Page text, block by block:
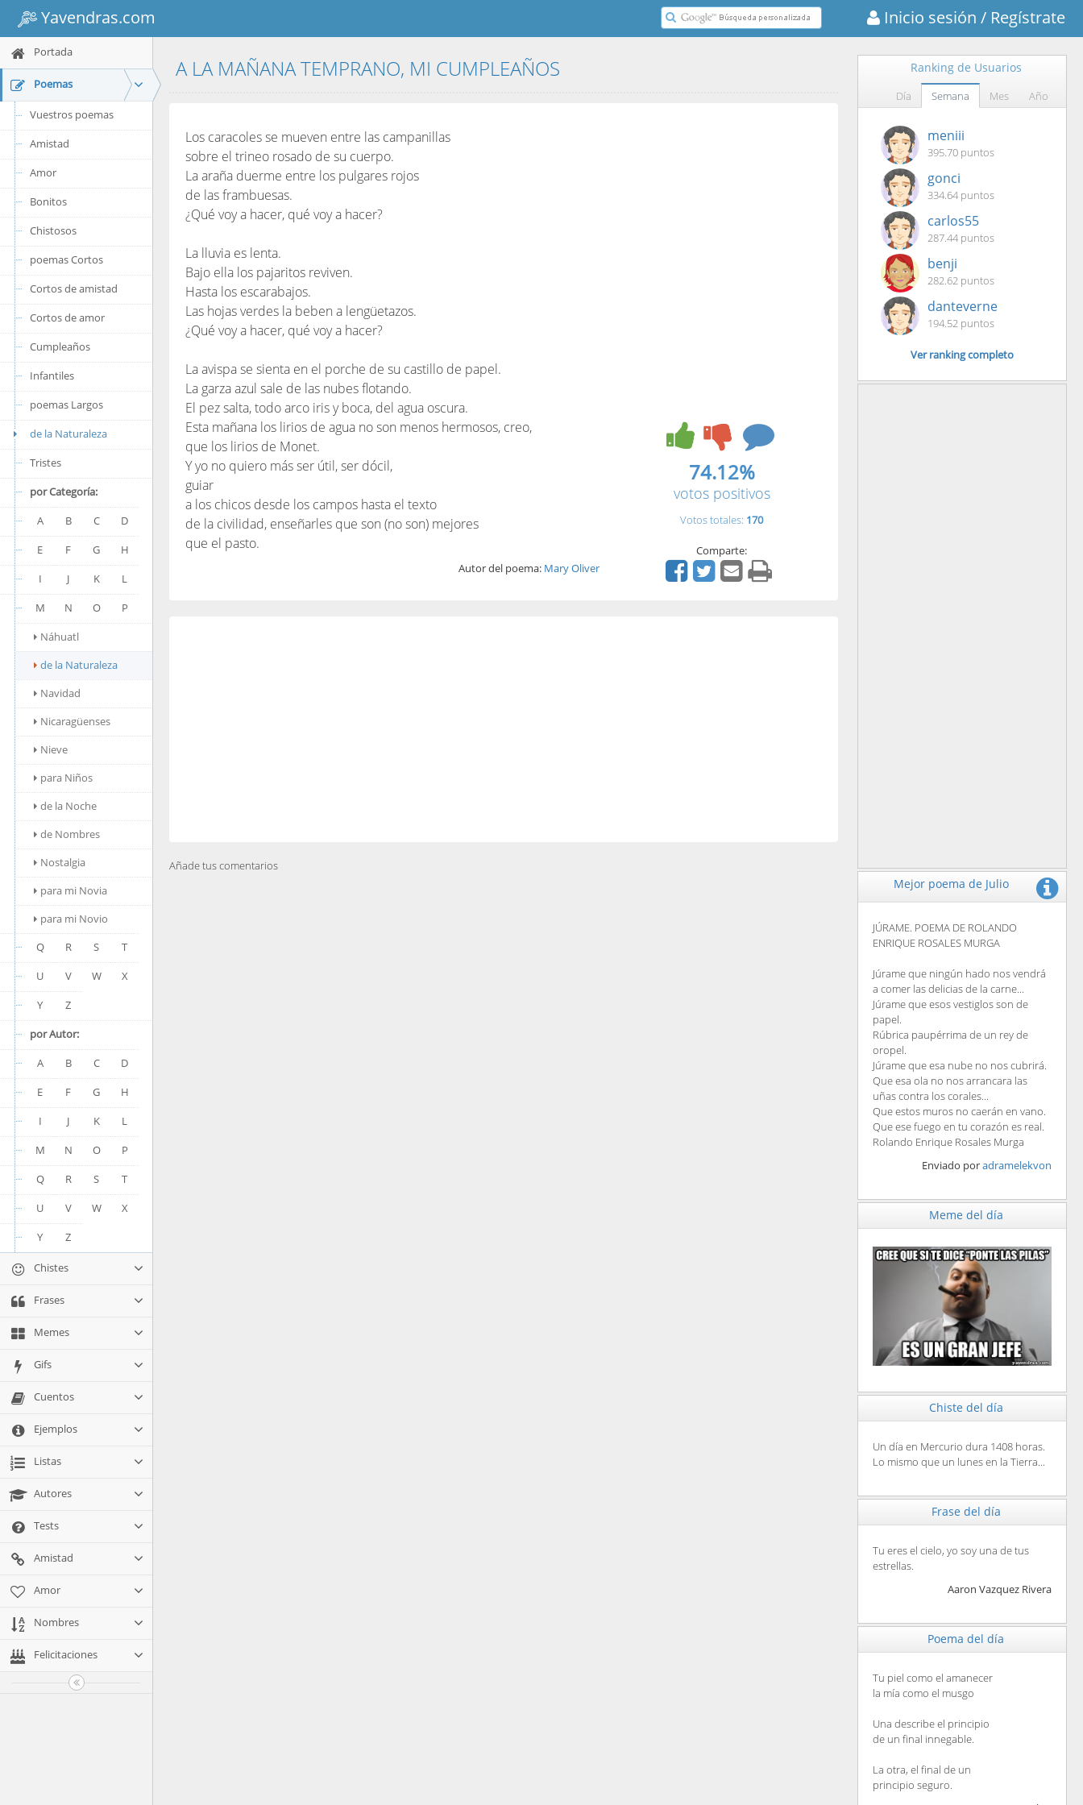
Yavendras.com Inicio sesión / Regístrate
Portada
Poemas
Vuestros poemas
Amistad
Amor
Bonitos
Chistosos
poemas Cortos
Cortos de amistad
Cortos de amor
Cumpleaños
Infantiles
poemas Largos
de la Naturaleza
Tristes
por Categoría:
A
B C
D
E
F G
H
I
J K
L
M
N O
P
Náhuatl
de la Naturaleza
Navidad
Nicaragüenses
Nieve
para Niños
de la Noche
de Nombres
Nostalgia
para mi Novia
para mi Novio
Q
R S
T
U
V W
X
Y
Z
por Autor:
A
B C
D
E
F G
H
I
J K
L
M
N O
P
Q
R S
T
U
V W
X
Y
Z
Chistes
Frases
Memes
Gifs
Cuentos
Ejemplos
Listas
Autores
Tests
Amistad
Amor
Nombres
Felicitaciones
A LA MAÑANA TEMPRANO, MI CUMPLEAÑOS
Los caracoles se mueven entre las campanillas
sobre el trineo rosado de su cuerpo.
La araña duerme entre los pulgares rojos
de las frambuesas.
¿Qué voy a hacer, qué voy a hacer?
La lluvia es lenta.
Bajo ella los pajaritos reviven.
Hasta los escarabajos.
Las hojas verdes la beben a lengüetazos.
¿Qué voy a hacer, qué voy a hacer?
La avispa se sienta en el porche de su castillo de papel.
La garza azul sale de las nubes flotando.
El pez salta, todo arco iris y boca, del agua oscura.
Esta mañana los lirios de agua no son menos hermosos, creo,
que los lirios de Monet.
Y yo no quiero más ser útil, ser dócil,
guiar
a los chicos desde los campos hasta el texto
de la civilidad, enseñarles que son (no son) mejores
que el pasto.
Autor del poema: Mary Oliver
74.12%
votos positivos
Votos totales: 170
Comparte:
Añade tus comentarios
Ranking de Usuarios
Día Semana Mes Año
meniii
395.70 puntos
gonci
334.64 puntos
carlos55
287.44 puntos
benji
282.62 puntos
danteverne
194.52 puntos
Ver ranking completo
Mejor poema de Julio
JÚRAME. POEMA DE ROLANDO
ENRIQUE ROSALES MURGA
Júrame que ningún hado nos vendrá
a comer las delicias de la carne...
Júrame que esos vestiglos son de
papel.
Rúbrica paupérrima de un rey de
oropel.
Júrame que esa nube no nos cubrirá.
Que esa ola no nos arrancara las
uñas contra los corales...
Que estos muros no caerán en vano.
Que ese fuego en tu corazón es real.
Rolando Enrique Rosales Murga
Enviado poradramelekvon
Meme del día
Chiste del día
Un día en Mercurio dura 1408 horas.
Lo mismo que un lunes en la Tierra...
Frase del día
Tu eres el cielo, yo soy una de tus
estrellas.
Aaron Vazquez Rivera
Poema del día
Tu piel como el amanecer
la mía como el musgo
Una describe el principio
de un final innegable.
La otra, el final de un
principio seguro.